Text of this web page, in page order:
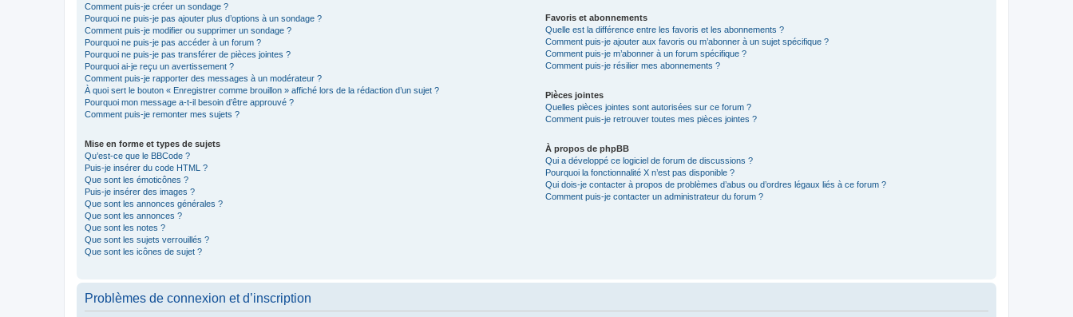
Comment puis-je créer un sondage ?
Pourquoi ne puis-je pas ajouter plus d’options à un sondage ?
Comment puis-je modifier ou supprimer un sondage ?
Pourquoi ne puis-je pas accéder à un forum ?
Pourquoi ne puis-je pas transférer de pièces jointes ?
Pourquoi ai-je reçu un avertissement ?
Comment puis-je rapporter des messages à un modérateur ?
À quoi sert le bouton « Enregistrer comme brouillon » affiché lors de la rédaction d’un sujet ?
Pourquoi mon message a-t-il besoin d’être approuvé ?
Comment puis-je remonter mes sujets ?
Mise en forme et types de sujets
Qu’est-ce que le BBCode ?
Puis-je insérer du code HTML ?
Que sont les émoticônes ?
Puis-je insérer des images ?
Que sont les annonces générales ?
Que sont les annonces ?
Que sont les notes ?
Que sont les sujets verrouillés ?
Que sont les icônes de sujet ?
Favoris et abonnements
Quelle est la différence entre les favoris et les abonnements ?
Comment puis-je ajouter aux favoris ou m’abonner à un sujet spécifique ?
Comment puis-je m’abonner à un forum spécifique ?
Comment puis-je résilier mes abonnements ?
Pièces jointes
Quelles pièces jointes sont autorisées sur ce forum ?
Comment puis-je retrouver toutes mes pièces jointes ?
À propos de phpBB
Qui a développé ce logiciel de forum de discussions ?
Pourquoi la fonctionnalité X n’est pas disponible ?
Qui dois-je contacter à propos de problèmes d’abus ou d’ordres légaux liés à ce forum ?
Comment puis-je contacter un administrateur du forum ?
Problèmes de connexion et d’inscription